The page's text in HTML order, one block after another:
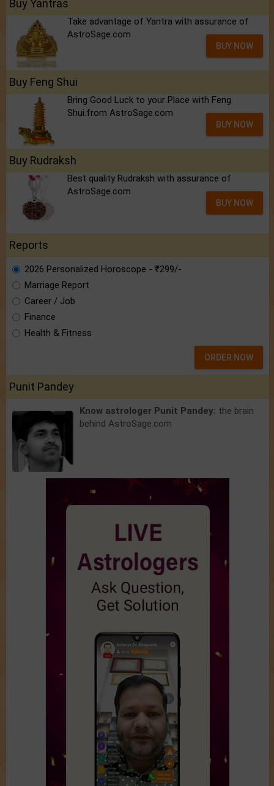
Buy Yantras
Take advantage of Yantra with assurance of
AstroSage.com
BUY NOW
Buy Feng Shui
Bring Good Luck to your Place with Feng
Shui.from AstroSage.com
BUY NOW
Buy Rudraksh
Best quality Rudraksh with assurance of
AstroSage.com
BUY NOW
Reports
2026 Personalized Horoscope - ₹299/-
Marriage Report
Career / Job
Finance
Health & Fitness
ORDER NOW
Punit Pandey
Know astrologer Punit Pandey: the brain
behind AstroSage.com